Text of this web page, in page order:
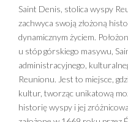
Saint Denis, stolica wyspy
zachwyca swoją złożoną
dynamicznym życiem.
u stóp górskiego masywu,
administracyjnego,
Reunionu. Jest to miejsce,
kultur, tworząc unikatową
historię wyspy i jej